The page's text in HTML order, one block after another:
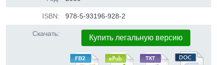
ISBN: 978-5-93196-928-2
Скачать: Купить легальную версию